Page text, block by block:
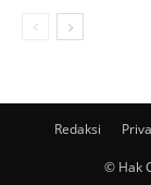
Redaksi
© Hak